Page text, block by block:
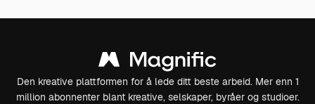
Den kreative plattformen for å lede ditt beste arbeid. Mer enn 1
million abonnenter blant kreative, selskaper, byråer og studioer.